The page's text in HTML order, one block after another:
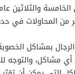
والثلاثين
من المحاولات في
بمشاكل
مشاكل، والتوجه